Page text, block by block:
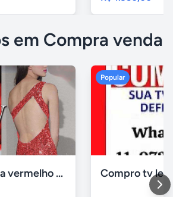
em Compra venda
Vestido de festa vermelho com brilho e pedraria
Popular
Compro tv